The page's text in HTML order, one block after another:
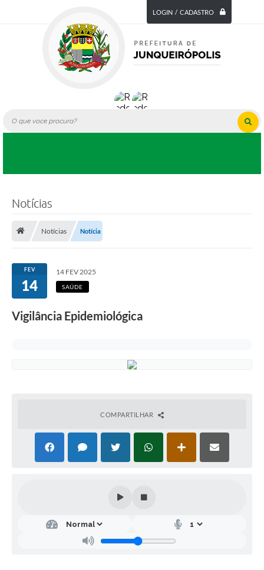
LOGIN / CADASTRO
Notícias
Notícias Notícia
FEV
14
14 FEV 2025
SAÚDE
Vigilância Epidemiológica
COMPARTILHAR